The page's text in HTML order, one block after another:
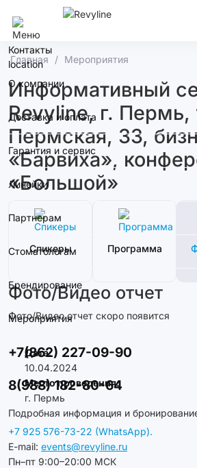
Контакты
О компании
Доставка и оплата
Гарантия и сервис
Линейки
Партнерам
Стоматологам
Брендирование
Мероприятия
+7(862) 227-09-90
8(988) 182-80-64
Главная Мероприятия
Информативный
Revyline, г. Пермь,
Пермская, 33,
«Барвиха»,
«Большой»
Спикеры Программа
Фото/Видео отчет
Фото/Видео отчет скоро появится
Дата:
10.04.2024
Место проведения:
г. Пермь
Подробная информация и
+7 925 576-73-22 (WhatsApp).
E-mail: events@revyline.ru
Пн–пт 9:00–20:00 МСК